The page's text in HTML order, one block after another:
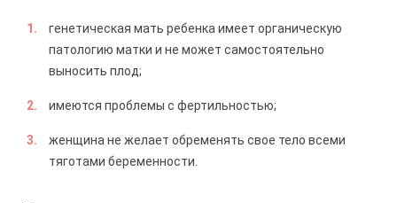
генетическая мать ребенка имеет органическую
патологию матки и не может самостоятельно
выносить плод;
имеются проблемы с фертильностью;
женщина не желает обременять свое тело всеми
тяготами беременности.